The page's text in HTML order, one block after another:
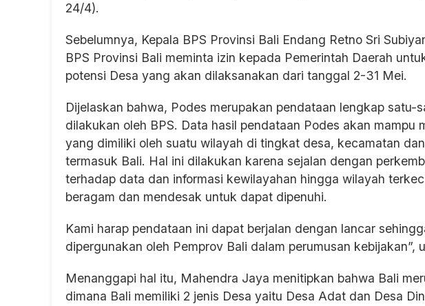
24/4).
Sebelumnya, Kepala BPS Provinsi Bali Endang Retno Sri
BPS Provinsi Bali meminta izin kepada Pemerintah Daerah
potensi Desa yang akan dilaksanakan dari tanggal 2-31 Mei.
Dijelaskan bahwa, Podes merupakan pendataan lengkap
dilakukan oleh BPS. Data hasil pendataan Podes akan mampu
yang dimiliki oleh suatu wilayah di tingkat desa, kecamatan
termasuk Bali. Hal ini dilakukan karena sejalan dengan
terhadap data dan informasi kewilayahan hingga wilayah
beragam dan mendesak untuk dapat dipenuhi.
Kami harap pendataan ini dapat berjalan dengan lancar
dipergunakan oleh Pemprov Bali dalam perumusan kebijakan”,
Menanggapi hal itu, Mahendra Jaya menitipkan bahwa Bali
dimana Bali memiliki 2 jenis Desa yaitu Desa Adat dan Desa